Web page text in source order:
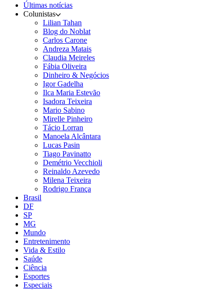
Últimas notícias
Colunistas
Lilian Tahan
Blog do Noblat
Carlos Carone
Andreza Matais
Claudia Meireles
Fábia Oliveira
Dinheiro & Negócios
Igor Gadelha
Ilca Maria Estevão
Isadora Teixeira
Mario Sabino
Mirelle Pinheiro
Tácio Lorran
Manoela Alcântara
Lucas Pasin
Tiago Pavinatto
Demétrio Vecchioli
Reinaldo Azevedo
Milena Teixeira
Rodrigo França
Brasil
DF
SP
MG
Mundo
Entretenimento
Vida & Estilo
Saúde
Ciência
Esportes
Especiais